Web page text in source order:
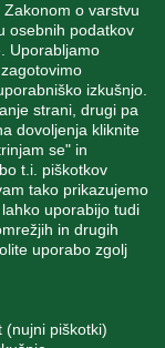
o varstvu
osebnih podatkov
Uporabljamo
izkušnjo.
strani, drugi pa
dovoljenja kliknite
se" in
t.i. piškotkov
tako prikazujemo
uporabijo tudi
in drugih
uporabo zgolj
(nujni piškotki)